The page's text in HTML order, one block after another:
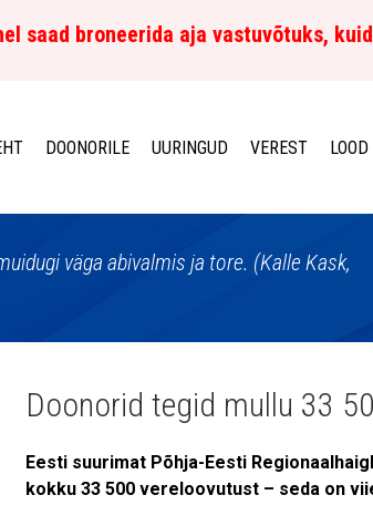
saad broneerida aja vastuvõtuks,
DOONORILE UURINGUD VEREST LOOD
väga abivalmis ja tore. (Kalle Kask,
Doonorid tegid mullu 33
Eesti suurimat Põhja-Eesti
kokku 33 500 vereloovutust – seda on